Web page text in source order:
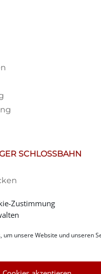
Zustimmung
um unsere Website und unseren
SCHLOSSBAHN